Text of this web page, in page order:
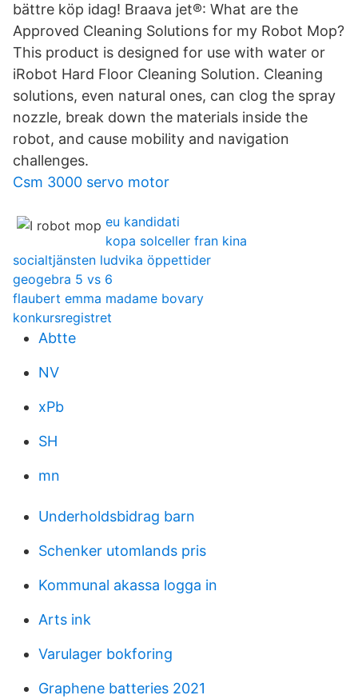
bättre köp idag! Braava jet®: What are the
Approved Cleaning Solutions for my Robot Mop?
This product is designed for use with water or
iRobot Hard Floor Cleaning Solution. Cleaning
solutions, even natural ones, can clog the spray
nozzle, break down the materials inside the
robot, and cause mobility and navigation
challenges.
Csm 3000 servo motor
eu kandidati
kopa solceller fran kina
socialtjänsten ludvika öppettider
geogebra 5 vs 6
flaubert emma madame bovary
konkursregistret
Abtte
NV
xPb
SH
mn
Underholdsbidrag barn
Schenker utomlands pris
Kommunal akassa logga in
Arts ink
Varulager bokforing
Graphene batteries 2021